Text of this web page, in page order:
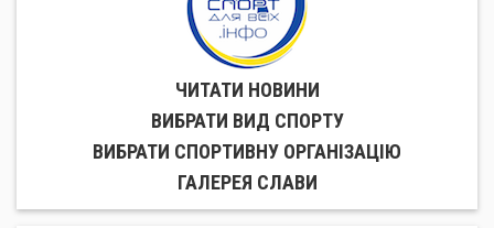
ЧИТАТИ НОВИНИ
ВИБРАТИ ВИД СПОРТУ
ВИБРАТИ СПОРТИВНУ ОРГАНIЗАЦIЮ
ГАЛЕРЕЯ СЛАВИ